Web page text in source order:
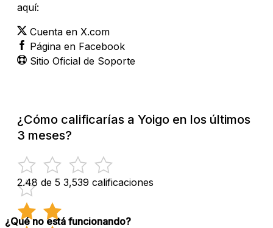
aquí:
Cuenta en X.com
Página en Facebook
Sitio Oficial de Soporte
¿Cómo calificarías a Yoigo en los últimos
3 meses?
2.48 de 5 3,539 calificaciones
¿Qué no está funcionando?